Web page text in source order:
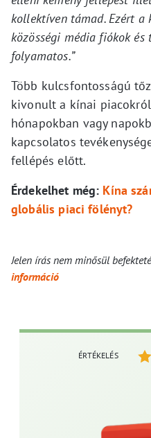
kollektíven támad. Ezért
közösségi média fiókok
folyamatos.”
Több kulcsfontosságú
kivonult a kínai
hónapokban vagy
kapcsolatos
fellépés előtt.
Érdekelhet még: Kína
globális piaci fölényt?
Jelen írás nem minősül
információ
ÉRTÉKELÉS